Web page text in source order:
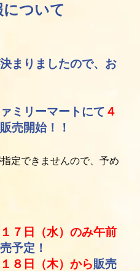
ついて
まりましたので、お
ミリーマートにて ４
販売開始！！
定できませんので、予め
７日（水）のみ午前
予定！
８日（木） から販売